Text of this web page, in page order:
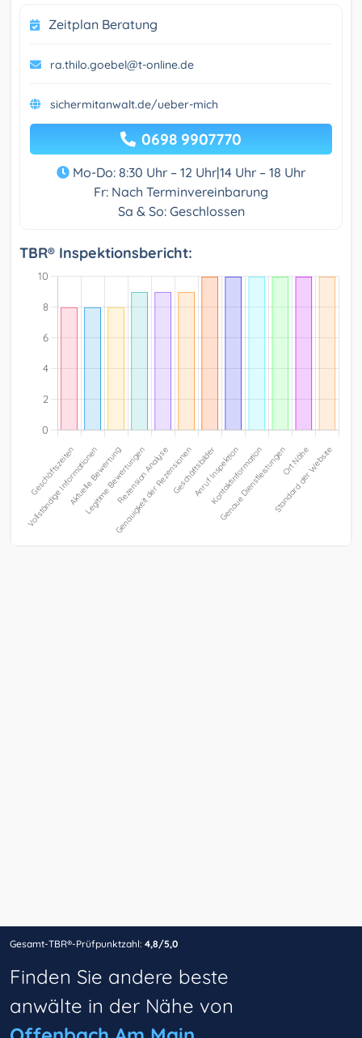
Zeitplan Beratung
ra.thilo.goebel@t-online.de
sichermitanwalt.de/ueber-mich
0698 9907770
Mo-Do: 8:30 Uhr – 12 Uhr|14 Uhr – 18 Uhr
Fr: Nach Terminvereinbarung
Sa & So: Geschlossen
TBR® Inspektionsbericht:
Gesamt-TBR®-Prüfpunktzahl: 4,8/5,0
Finden Sie andere beste
anwälte in der Nähe von